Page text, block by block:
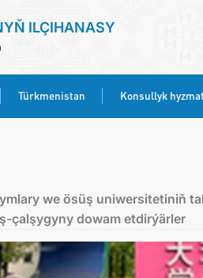
ILÇIHANASY
Türkmenistan Konsullyk
we ösüş uniwersitetiniň
çalşygyny dowam etdirýärler